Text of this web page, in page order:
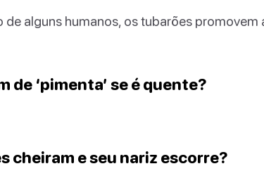
de alguns humanos, os tubarões promovem
de ‘pimenta’ se é quente?
cheiram e seu nariz escorre?